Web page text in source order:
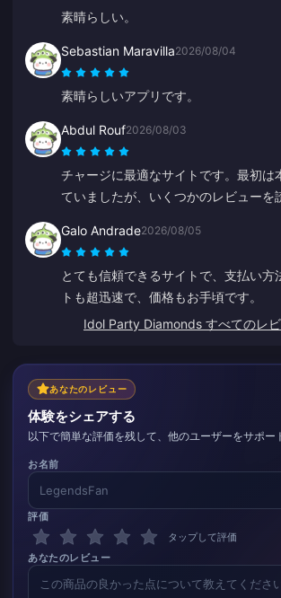
素晴らしい。
Sebastian Maravilla2026/08/04
素晴らしいアプリです。
Abdul Rouf2026/08/03
チャージに最適なサイトです。最初は
ていましたが、いくつかのレビューを
います。
Galo Andrade2026/08/05
とても信頼できるサイトで、支払い方
トも超迅速で、価格もお手頃です。
Idol Party Diamonds すべてのレ
あなたのレビュー
体験をシェアする
以下で簡単な評価を残して、他のユーザーをサポー
お名前
評価
タップして評価
あなたのレビュー